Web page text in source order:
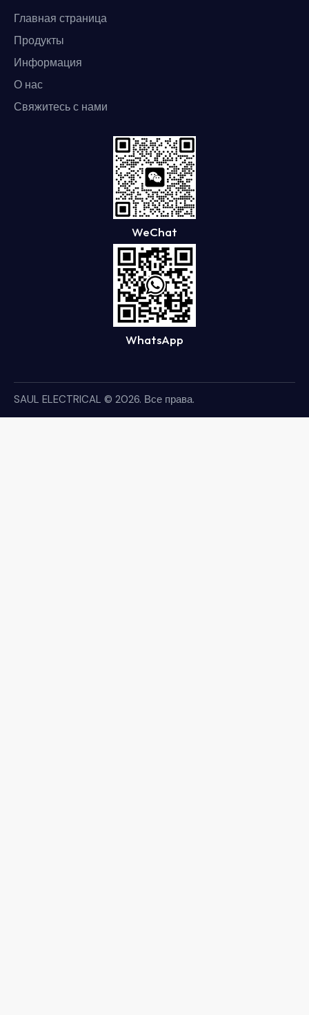
Главная страница
Продукты
Информация
О нас
Свяжитесь с нами
WeChat
WhatsApp
SAUL ELECTRICAL © 2026. Все права.